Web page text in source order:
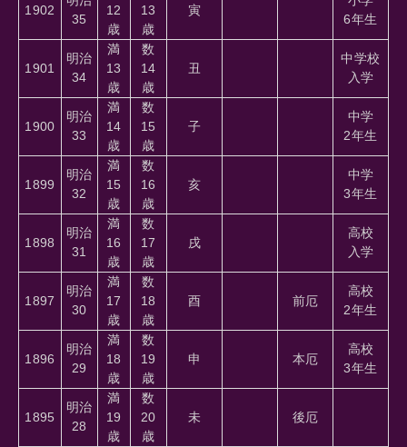
1902
35
12
歳
13
歳
寅
6年生
1901
明治
34
満
13
歳
数
14
歳
丑
中学校
入学
1900
明治
33
満
14
歳
数
15
歳
子
中学
2年生
1899
明治
32
満
15
歳
数
16
歳
亥
中学
3年生
1898
明治
31
満
16
歳
数
17
歳
戌
高校
入学
1897
明治
30
満
17
歳
数
18
歳
酉 前厄
高校
2年生
1896
明治
29
満
18
歳
数
19
歳
申 本厄
高校
3年生
1895
明治
28
満
19
歳
数
20
歳
未 後厄